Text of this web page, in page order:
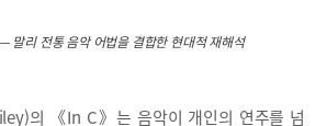
말리 전통 음악 어법을 결합한 현대적 재해석
의 《In C》는 음악이 개인의 연주를 넘